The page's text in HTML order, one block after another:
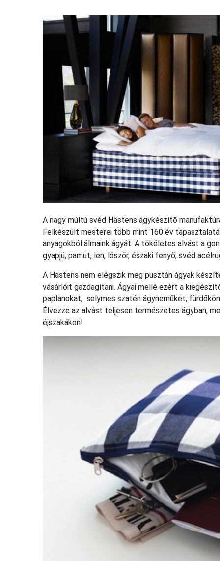
A nagy múltú svéd Hästens ágykészítő
Felkészült mesterei több mint 160 év
anyagokból álmaink ágyát. A tökéletes alvást a
gyapjú, pamut, len, lószőr, északi fenyő, svéd
A Hästens nem elégszik meg pusztán ágyak
vásárlóit gazdagítani. Ágyai mellé ezért a
paplanokat, selymes szatén ágyneműket,
Élvezze az alvást teljesen természetes ágyban,
éjszakákon!